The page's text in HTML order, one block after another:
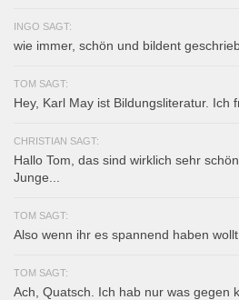
INGO SAGT:
wie immer, schön und bildent
TOM SAGT:
Hey, Karl May ist Bildungsliteratur. Ich
CHRISTIAN SAGT:
Hallo Tom, das sind wirklich sehr
Junge...
TOM SAGT:
Also wenn ihr es spannend haben
TOM SAGT:
Ach, Quatsch. Ich hab nur was gegen